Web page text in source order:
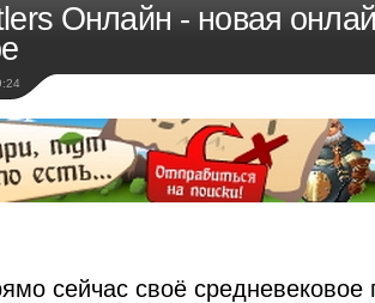
Онлайн - новая
сейчас своё средневековое